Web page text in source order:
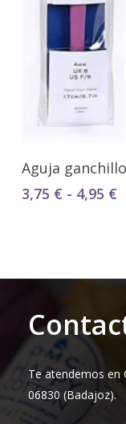
Aguja
3,75 € - 4,95 €
Te atendemos en
06830 (Badajoz).